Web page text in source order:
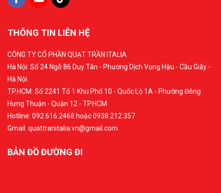
THÔNG TIN LIÊN HỆ
CÔNG TY CỔ PHẦN QUẠT TRẦN ITALIA
Hà Nội: Số 24 Ngõ 86 Duy Tân - Phường Dịch Vọng Hậu - Cầu Giấy -
Hà Nội.
TP.HCM: Số 2241 Tổ 1 Khu Phố 10 - Quốc Lộ 1A - Phường Đông
Hưng Thuận - Quận 12 - TP.HCM
Hotline: 092.616.2468 hoặc 0938.212.357
Gmail: quattranitalia.vn@gmail.com
BẢN ĐỒ ĐƯỜNG ĐI